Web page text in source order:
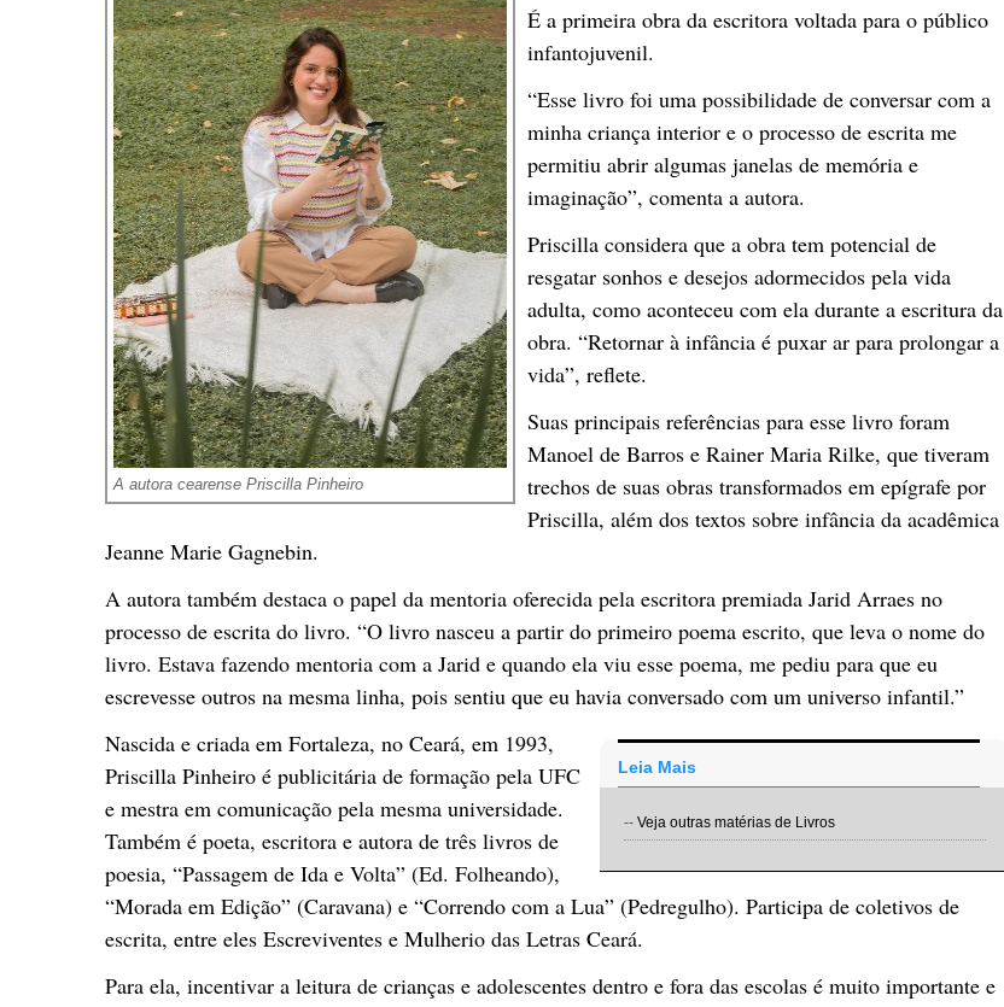
A autora cearense Priscilla Pinheiro
É a primeira obra da escritora voltada para o público
infantojuvenil.
“Esse livro foi uma possibilidade de conversar com a
minha criança interior e o processo de escrita me
permitiu abrir algumas janelas de memória e
imaginação”, comenta a autora.
Priscilla considera que a obra tem potencial de
resgatar sonhos e desejos adormecidos pela vida
adulta, como aconteceu com ela durante a escritura da
obra. “Retornar à infância é puxar ar para prolongar a
vida”, reflete.
Suas principais referências para esse livro foram
Manoel de Barros e Rainer Maria Rilke, que tiveram
trechos de suas obras transformados em epígrafe por
Priscilla, além dos textos sobre infância da acadêmica
Jeanne Marie Gagnebin.
A autora também destaca o papel da mentoria oferecida pela escritora premiada Jarid Arraes no
processo de escrita do livro. “O livro nasceu a partir do primeiro poema escrito, que leva o nome do
livro. Estava fazendo mentoria com a Jarid e quando ela viu esse poema, me pediu para que eu
escrevesse outros na mesma linha, pois sentiu que eu havia conversado com um universo infantil.”
Leia Mais
-- Veja outras matérias de Livros
Nascida e criada em Fortaleza, no Ceará, em 1993,
Priscilla Pinheiro é publicitária de formação pela UFC
e mestra em comunicação pela mesma universidade.
Também é poeta, escritora e autora de três livros de
poesia, “Passagem de Ida e Volta” (Ed. Folheando),
“Morada em Edição” (Caravana) e “Correndo com a Lua” (Pedregulho). Participa de coletivos de
escrita, entre eles Escreviventes e Mulherio das Letras Ceará.
Para ela, incentivar a leitura de crianças e adolescentes dentro e fora das escolas é muito importante e